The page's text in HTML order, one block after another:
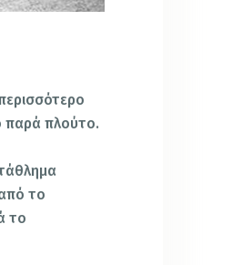
παρά πλούτο.
το
το